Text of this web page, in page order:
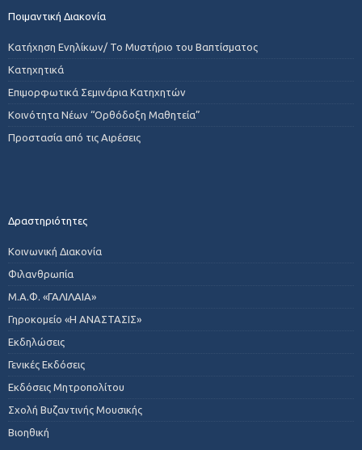
Ποιμαντική Διακονία
Κατήχηση Ενηλίκων/ Το Μυστήριο του Βαπτίσματος
Κατηχητικά
Επιμορφωτικά Σεμινάρια Κατηχητών
Κοινότητα Νέων “Ορθόδοξη Μαθητεία”
Προστασία από τις Αιρέσεις
Δραστηριότητες
Κοινωνική Διακονία
Φιλανθρωπία
Μ.Α.Φ. «ΓΑΛΙΛΑΙΑ»
Γηροκομείο «Η ΑΝΑΣΤΑΣΙΣ»
Εκδηλώσεις
Γενικές Εκδόσεις
Εκδόσεις Μητροπολίτου
Σχολή Βυζαντινής Μουσικής
Βιοηθική